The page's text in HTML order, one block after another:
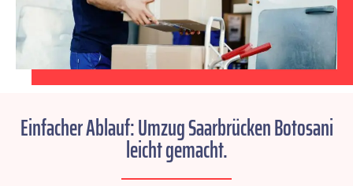
Einfacher Ablauf: Umzug Saarbrücken Botosani
leicht gemacht.